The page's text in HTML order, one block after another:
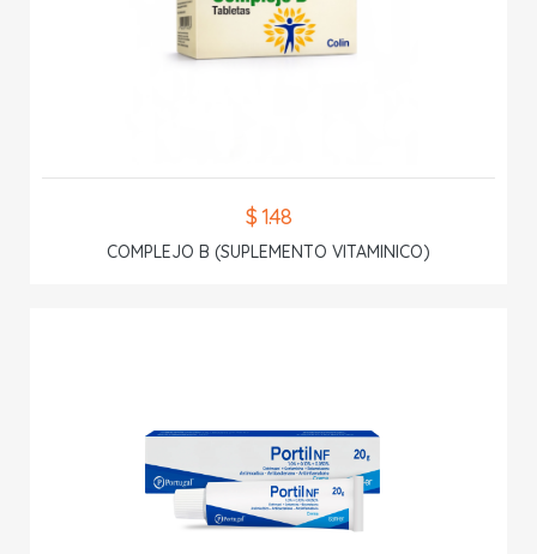
$ 1.48
COMPLEJO B (SUPLEMENTO VITAMINICO)